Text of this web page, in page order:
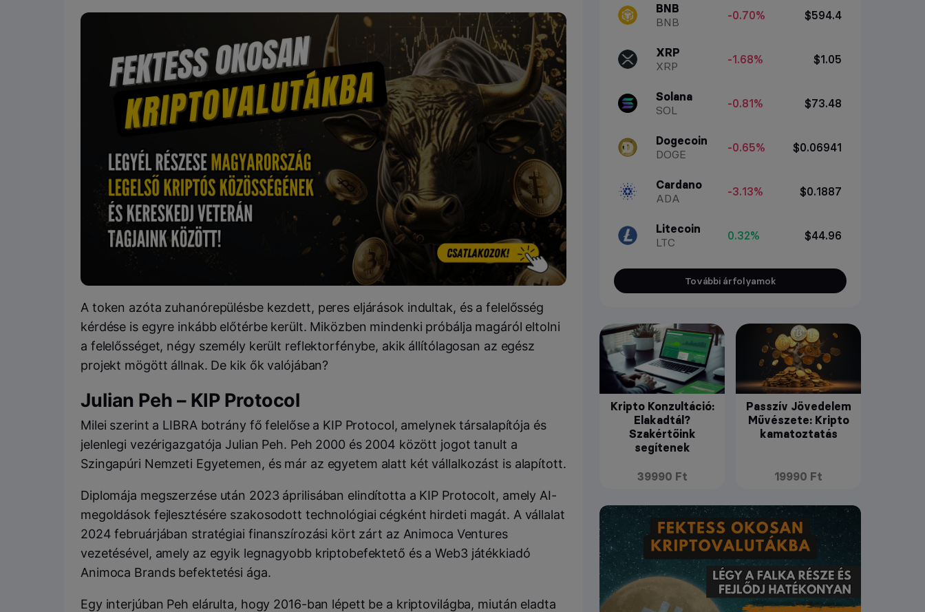
A token azóta zuhanórepülésbe kezdett, peres eljárások indultak, és a felelősség
kérdése is egyre inkább előtérbe került. Miközben mindenki próbálja magáról eltolni
a felelősséget, négy személy került reflektorfénybe, akik állítólagosan az egész
projekt mögött állnak. De kik ők valójában?
Julian Peh – KIP Protocol
Milei szerint a LIBRA botrány fő felelőse a KIP Protocol, amelynek társalapítója és
jelenlegi vezérigazgatója Julian Peh. Peh 2000 és 2004 között jogot tanult a
Szingapúri Nemzeti Egyetemen, és már az egyetem alatt két vállalkozást is alapított.
Diplomája megszerzése után 2023 áprilisában elindította a KIP Protocolt, amely AI-
megoldások fejlesztésére szakosodott technológiai cégként hirdeti magát. A vállalat
2024 februárjában stratégiai finanszírozási kört zárt az Animoca Ventures
vezetésével, amely az egyik legnagyobb kriptobefektető és a Web3 játékkiadó
Animoca Brands befektetési ága.
Egy interjúban Peh elárulta, hogy 2016-ban lépett be a kriptovilágba, miután eladta
BNB
BNB
-0.70% $594.4
XRP
XRP
-1.68% $1.05
Solana
SOL
-0.81% $73.48
Dogecoin
DOGE
-0.65% $0.06941
Cardano
ADA
-3.13% $0.1887
Litecoin
LTC
0.32% $44.96
További árfolyamok
Kripto Konzultáció:
Elakadtál?
Szakértőink
segítenek
39990 Ft
Passzív Jövedelem
Művészete: Kripto
kamatoztatás
19990 Ft